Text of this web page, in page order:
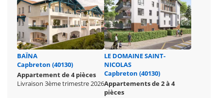
BAÏNA
Capbreton (40130)
Appartement de 4 pièces
Livraison 3ème trimestre 2026
LE DOMAINE SAINT-
NICOLAS
Capbreton (40130)
Appartements de 2 à 4
pièces